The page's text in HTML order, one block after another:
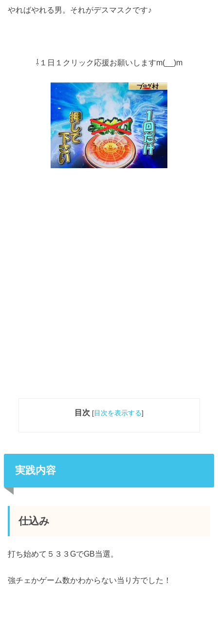
やればやれる男。それがデスマスクです♪
⇩１日１クリック応援お願いしますm(__)m
目次 [目次を表示する]
実践内容
仕込み
打ち始めて５３３GでGB当選。
強チェかゲーム数かわからない当り方でした！